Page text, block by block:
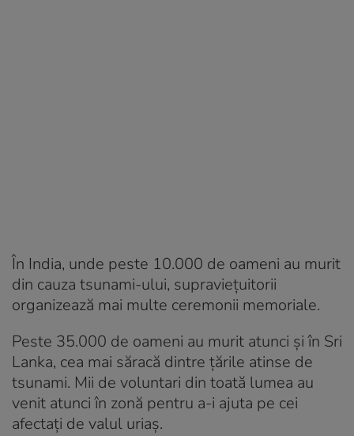
În India, unde peste 10.000 de oameni au murit
din cauza tsunami-ului, supraviețuitorii
organizează mai multe ceremonii memoriale.
Peste 35.000 de oameni au murit atunci și în Sri
Lanka, cea mai săracă dintre țările atinse de
tsunami. Mii de voluntari din toată lumea au
venit atunci în zonă pentru a-i ajuta pe cei
afectați de valul uriaș.